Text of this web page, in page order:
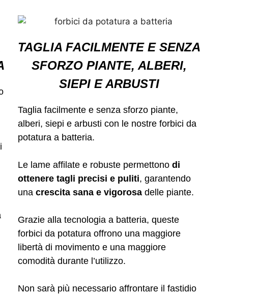
TAGLIA FACILMENTE E SENZA
SFORZO PIANTE, ALBERI,
SIEPI E ARBUSTI
Taglia facilmente e senza sforzo piante,
alberi, siepi e arbusti con le nostre forbici da
potatura a batteria.
Le lame affilate e robuste permettono di
ottenere tagli precisi e puliti, garantendo
una crescita sana e vigorosadelle piante.
Grazie alla tecnologia a batteria, queste
forbici da potatura offrono una maggiore
libertà di movimento e una maggiore
comodità durante l’utilizzo.
Non sarà più necessario affrontare il fastidio